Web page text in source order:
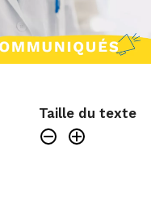
Taille du texte